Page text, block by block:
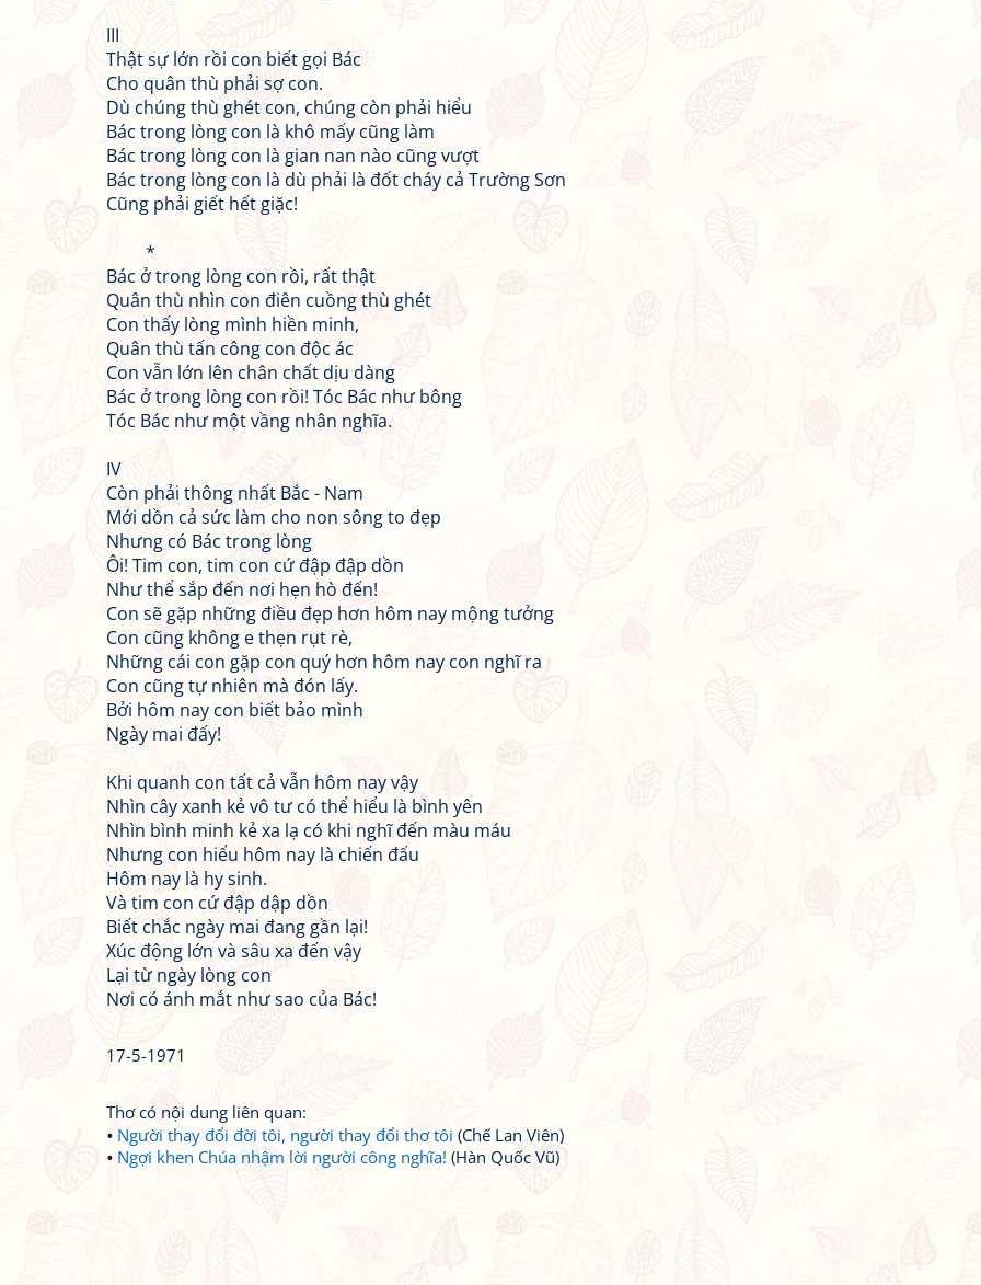
III
Thật sự lớn rồi con biết gọi Bác
Cho quân thù phải sợ con.
Dù chúng thù ghét con, chúng còn phải hiểu
Bác trong lòng con là khô mấy cũng làm
Bác trong lòng con là gian nan nào cũng vượt
Bác trong lòng con là dù phải là đốt cháy cả Trường Sơn
Cũng phải giết hết giặc!
*
Bác ở trong lòng con rồi, rất thật
Quân thù nhìn con điên cuồng thù ghét
Con thấy lòng mình hiền minh,
Quân thù tấn công con độc ác
Con vẫn lớn lên chân chất dịu dàng
Bác ở trong lòng con rồi! Tóc Bác như bông
Tóc Bác như một vầng nhân nghĩa.
IV
Còn phải thông nhất Bắc - Nam
Mới dồn cả sức làm cho non sông to đẹp
Nhưng có Bác trong lòng
Ôi! Tim con, tim con cứ đập đập dồn
Như thể sắp đến nơi hẹn hò đến!
Con sẽ gặp những điều đẹp hơn hôm nay mộng tưởng
Con cũng không e thẹn rụt rè,
Những cái con gặp con quý hơn hôm nay con nghĩ ra
Con cũng tự nhiên mà đón lấy.
Bởi hôm nay con biết bảo mình
Ngày mai đấy!
Khi quanh con tất cả vẫn hôm nay vậy
Nhìn cây xanh kẻ vô tư có thể hiểu là bình yên
Nhìn bình minh kẻ xa lạ có khi nghĩ đến màu máu
Nhưng con hiểu hôm nay là chiến đấu
Hôm nay là hy sinh.
Và tim con cứ đập dập dồn
Biết chắc ngày mai đang gần lại!
Xúc động lớn và sâu xa đến vậy
Lại từ ngày lòng con
Nơi có ánh mắt như sao của Bác!
17-5-1971
Thơ có nội dung liên quan:
Người thay đổi đời tôi, người thay đổi thơ tôi (Chế Lan Viên)
Ngợi khen Chúa nhậm lời người công nghĩa! (Hàn Quốc Vũ)